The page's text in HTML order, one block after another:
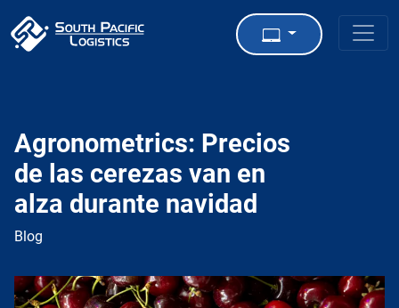
Agronometrics: Precios
de las cerezas van en
alza durante navidad
Blog